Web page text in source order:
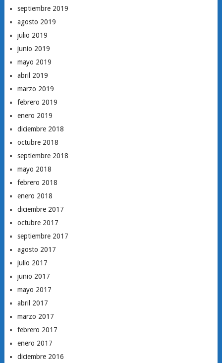
septiembre 2019
agosto 2019
julio 2019
junio 2019
mayo 2019
abril 2019
marzo 2019
febrero 2019
enero 2019
diciembre 2018
octubre 2018
septiembre 2018
mayo 2018
febrero 2018
enero 2018
diciembre 2017
octubre 2017
septiembre 2017
agosto 2017
julio 2017
junio 2017
mayo 2017
abril 2017
marzo 2017
febrero 2017
enero 2017
diciembre 2016